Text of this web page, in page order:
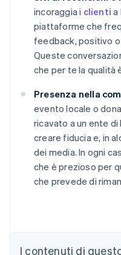
incoraggia i clienti a
piattaforme che
feedback, positivo
Queste
che per te la qualità
Presenza nella
evento locale o
ricavato a un ente
creare fiducia e, in
dei media. In ogni
che è prezioso per
che prevede di
I contenuti di
English
Austria